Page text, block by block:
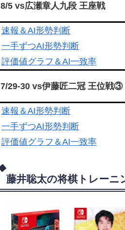
8/5 vs広瀬章人九段 王座戦
速報＆AI形勢判断
一手ずつAI形勢判断
評価値グラフ＆AI一致率
7/29-30 vs伊藤匠二冠 王位戦③
速報＆AI形勢判断
一手ずつAI形勢判断
評価値グラフ＆AI一致率
藤井聡太の将棋トレーニ